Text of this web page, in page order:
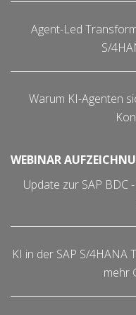
Agent-Led
S/
Warum KI-Agenten
WEBINAR
Update zur SAP BDC
KI in der SAP S/4HANA
mehr